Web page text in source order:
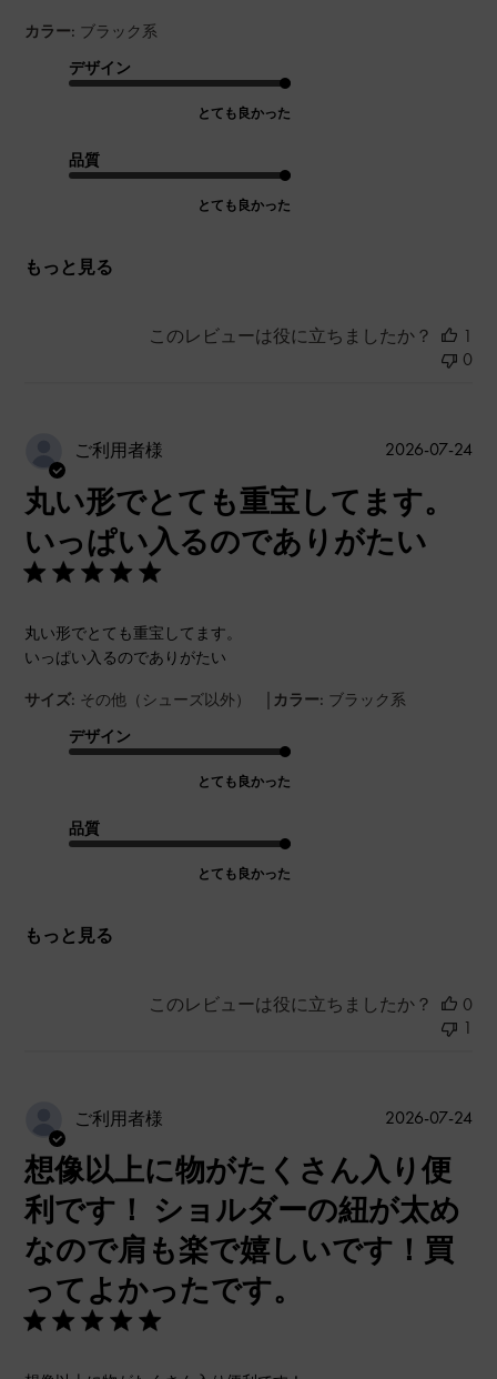
カラー: ブラック系
デザイン
とても良かった
品質
とても良かった
もっと見る
このレビューは役に立ちましたか？
1
0
ご利用者様
丸い形でとても重宝してます。
いっぱい入るのでありがたい
丸い形でとても重宝してます。
いっぱい入るのでありがたい
サイズ: その他（シューズ以外） | カラー: ブラック系
デザイン
とても良かった
品質
とても良かった
もっと見る
公
2026-07-24
このレビューは役に立ちましたか？
0
1
ご利用者様
想像以上に物がたくさん入り便
利です！ ショルダーの紐が太め
なので肩も楽で嬉しいです！買
ってよかったです。
公
2026-07-24